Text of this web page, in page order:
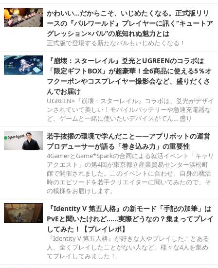
かわいい…だからこそ、いじめたくなる。正式版リリ
ースの『パルワールド』プレイヤーに訊く“キュートア
グレッション×パル”の底知れぬ魅力とは
正式版で登場する新たなパルもいじめたくなる！
『崩壊：スターレイル』爻光とUGREENのコラボは
「限定ギフトBOX」が超豪華！全6商品に使える5％オ
フクーポンやコスプレイヤー撮影会など、盛りだくさ
んでお届け
UGREEN×『崩壊：スターレイル』コラボは、爻光がデザイ
ンされていて美しい！モバイルバッテリーや急速充電器な
ど、ゲームと一緒に使いたいデバイスがてんこ盛り
若手抜擢の環境で学んだこと――アプリボットの運営
プロデューサーが語る「巻き込み力」の重要性
4GamerとGame*Sparkの合同による就活イベント「キャリ
アクエスト」の第4回が東京都立産業貿易センター浜松町
館で開催されました。このイベントに合わせ、自身の就活
時のエピソードを若手クリエイターに聞いてみたので、そ
の模様をお届けします。
『Identity V 第五人格』の新モード「手記の加筆」は
PvEと聞いたけれど……実際どうなの？集まってプレイ
してみた！【プレイレポ】
『Identity V 第五人格』が好きな人やプレイしたことある
人、全くプレイしたことがない人など、様々な4人を集め
てプレイしてみました！